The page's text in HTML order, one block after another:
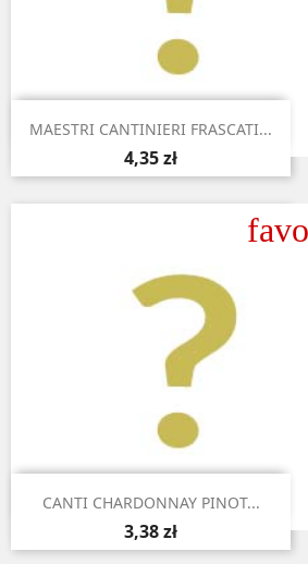
 Aperçu rapide
MAESTRI CANTINIERI FRASCATI...
4,35 zł
 Aperçu rapide
CANTI CHARDONNAY PINOT...
3,38 zł